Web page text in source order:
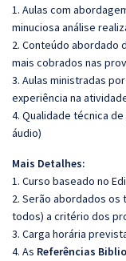
1. Aulas com
minuciosa análise
2. Conteúdo abordado
mais cobrados nas
3. Aulas ministradas
experiência na
4. Qualidade técnica
áudio)
Mais Detalhes:
1. Curso baseado no
2. Serão abordados
todos) a critério dos
3. Carga horária
4. As Referências